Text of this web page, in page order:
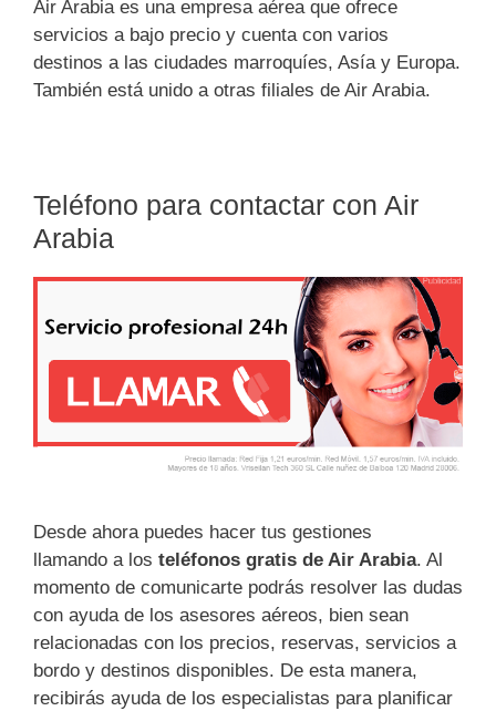
Air Arabia es una empresa aérea que ofrece
servicios a bajo precio y cuenta con varios
destinos a las ciudades marroquíes, Asía y Europa.
También está unido a otras filiales de Air Arabia.
Teléfono para contactar con Air
Arabia
Desde ahora puedes hacer tus gestiones
llamando a los teléfonos gratis de Air Arabia. Al
momento de comunicarte podrás resolver las dudas
con ayuda de los asesores aéreos, bien sean
relacionadas con los precios, reservas, servicios a
bordo y destinos disponibles. De esta manera,
recibirás ayuda de los especialistas para planificar